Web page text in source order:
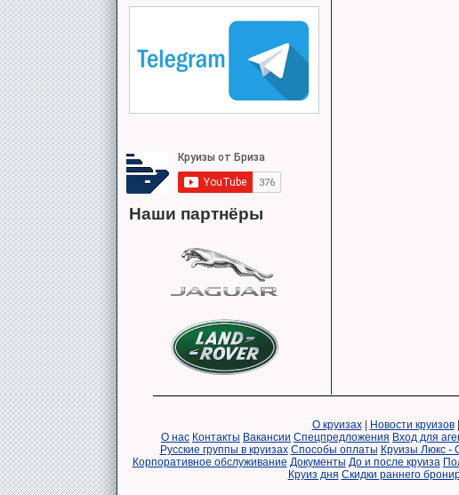
Наши партнёры
О круизах| Новости круизов|
О нас Контакты Вакансии Спецпредложения Вход для
Русские группы в круизах Способы оплаты Круизы Люкс -
Корпоративное обслуживание Документы До и после круиза
Круиз дня Скидки раннего